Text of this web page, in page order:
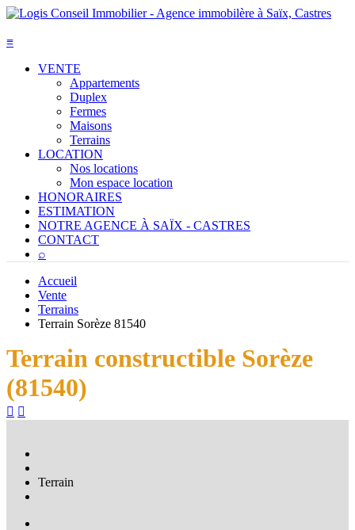
≡
VENTE
Appartements
Duplex
Fermes
Maisons
Terrains
LOCATION
Nos locations
Mon espace location
HONORAIRES
ESTIMATION
NOTRE AGENCE À SAÏX - CASTRES
CONTACT
⌕
Accueil
Vente
Terrains
Terrain Sorèze 81540
Terrain constructible Sorèze
(81540)
 
Terrain